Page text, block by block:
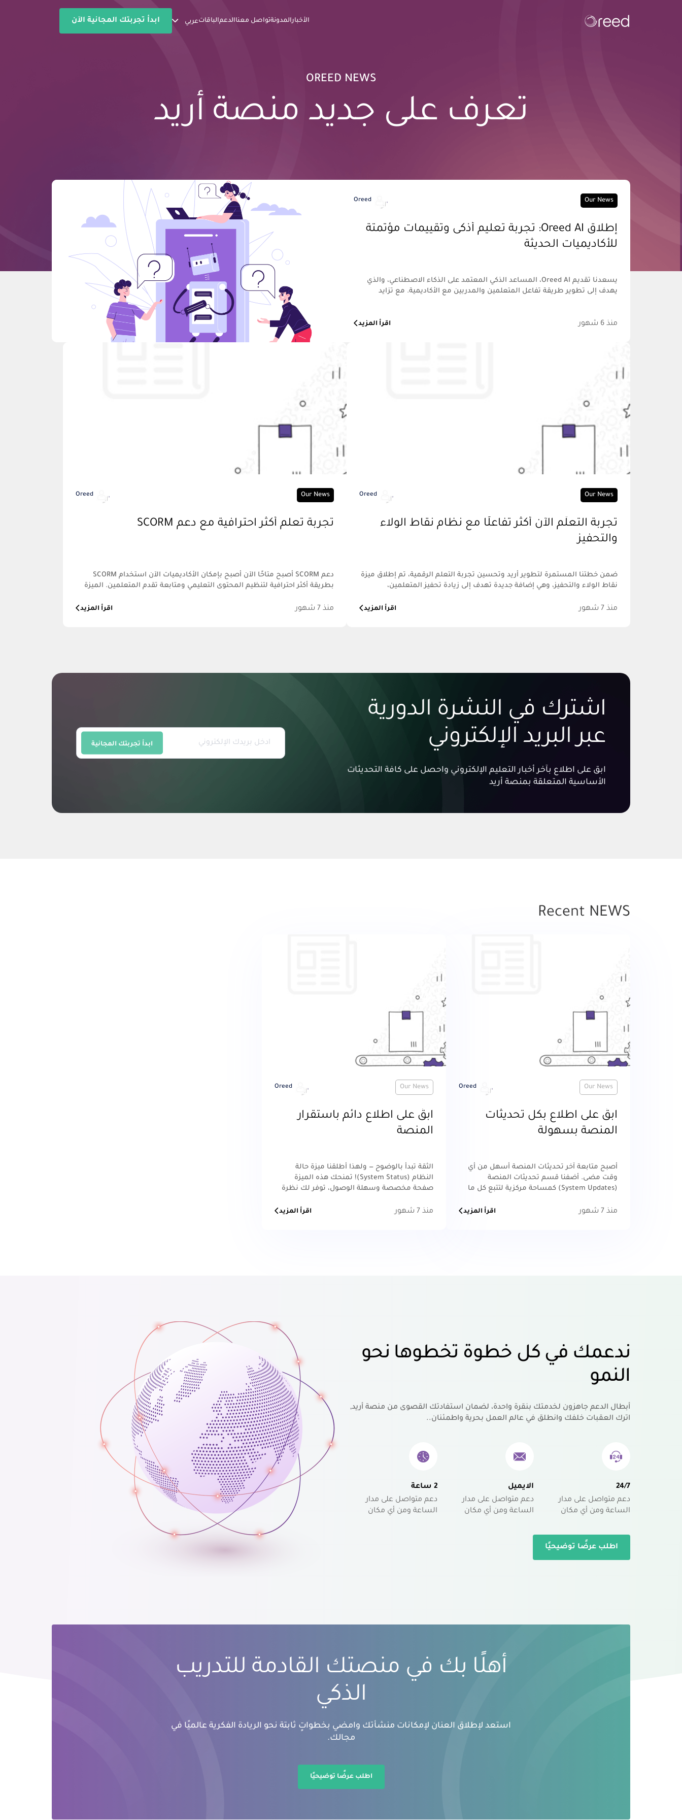
الأخبارالمدونةتواصل معناالدعمالباقاتعربي ابدأ تجربتك المجانية الآن
OREED NEWS
تعرف على جديد منصة أريد
Our News
Oreed
إطلاق Oreed AI: تجربة تعليم أذكى وتقييمات مؤتمتة
للأكاديميات الحديثة
يسعدنا تقديم Oreed AI، المساعد الذكي المعتمد على الذكاء الاصطناعي، والذي
يهدف إلى تطوير طريقة تفاعل المتعلمين والمدربين مع الأكاديمية. مع تزايد
منذ 6 شهور اقرأ المزيد
Our News
Oreed
تجربة التعلُّم الآن أكثر تفاعلًا مع نظام نقاط الولاء
والتحفيز
ضمن خطتنا المستمرة لتطوير أريد وتحسين تجربة التعلم الرقمية، تم إطلاق ميزة
نقاط الولاء والتحفيز، وهي إضافة جديدة تهدف إلى زيادة تحفيز المتعلمين،
منذ 7 شهور اقرأ المزيد
Our News
Oreed
تجربة تعلم أكثر احترافية مع دعم SCORM
دعم SCORM أصبح متاحًا الآن أصبح بإمكان الأكاديميات الآن استخدام SCORM
بطريقة أكثر احترافية لتنظيم المحتوى التعليمي ومتابعة تقدم المتعلمين. الميزة
منذ 7 شهور اقرأ المزيد
اشترك في النشرة الدورية
عبر البريد الإلكتروني
ابق على اطلاع بآخر أخبار التعليم الإلكتروني واحصل على كافة التحديثات
الأساسية المتعلقة بمنصة أريد
ابدأ تجربتك المجانية
Recent NEWS
Our News
Oreed
ابقَ على اطلاع بكل تحديثات
المنصة بسهولة
أصبح متابعة آخر تحديثات المنصة أسهل من أي
وقت مضى. أضفنا قسم تحديثات المنصة
(System Updates) كمساحة مركزية لتتبع كل ما
منذ 7 شهور اقرأ المزيد
Our News
Oreed
ابقَ على اطلاع دائم باستقرار
المنصة
الثقة تبدأ بالوضوح — ولهذا أطلقنا ميزة حالة
النظام (System Status)! تمنحك هذه الميزة
صفحة مخصصة وسهلة الوصول، توفر لك نظرة
منذ 7 شهور اقرأ المزيد
ندعمك في كل خطوة تخطوها نحو
النمو
أبطال الدعم جاهزون لخدمتك بنقرة واحدة، لضمان استفادتك القصوى من منصة أريد,
اترك العقبات خلفك وانطلق في عالم العمل بحرية واطمئنان..
24/7
دعم متواصل على مدار
الساعة ومن أي مكان
الايميل
دعم متواصل على مدار
الساعة ومن أي مكان
2 ساعة
دعم متواصل على مدار
الساعة ومن أي مكان
اطلب عرضًا توضيحيًا
أهلًا بك في منصتك القادمة للتدريب
الذكي
استعد لإطلاق العنان لإمكانات منشأتك وامضي بخطواتٍ ثابتة نحو الريادة الفكرية عالميًا في
مجالك.
اطلب عرضًا توضيحيًا